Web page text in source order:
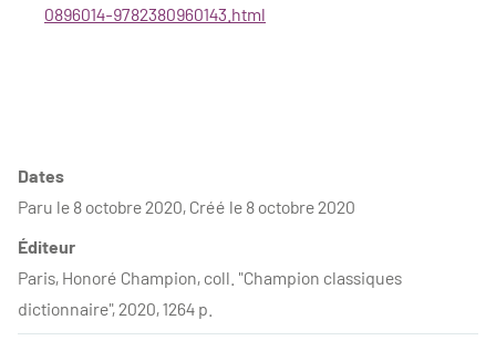
0896014-9782380960143.html
Dates
Paru le 8 octobre 2020, Créé le 8 octobre 2020
Éditeur
Paris, Honoré Champion, coll. "Champion classiques
dictionnaire", 2020, 1264 p.